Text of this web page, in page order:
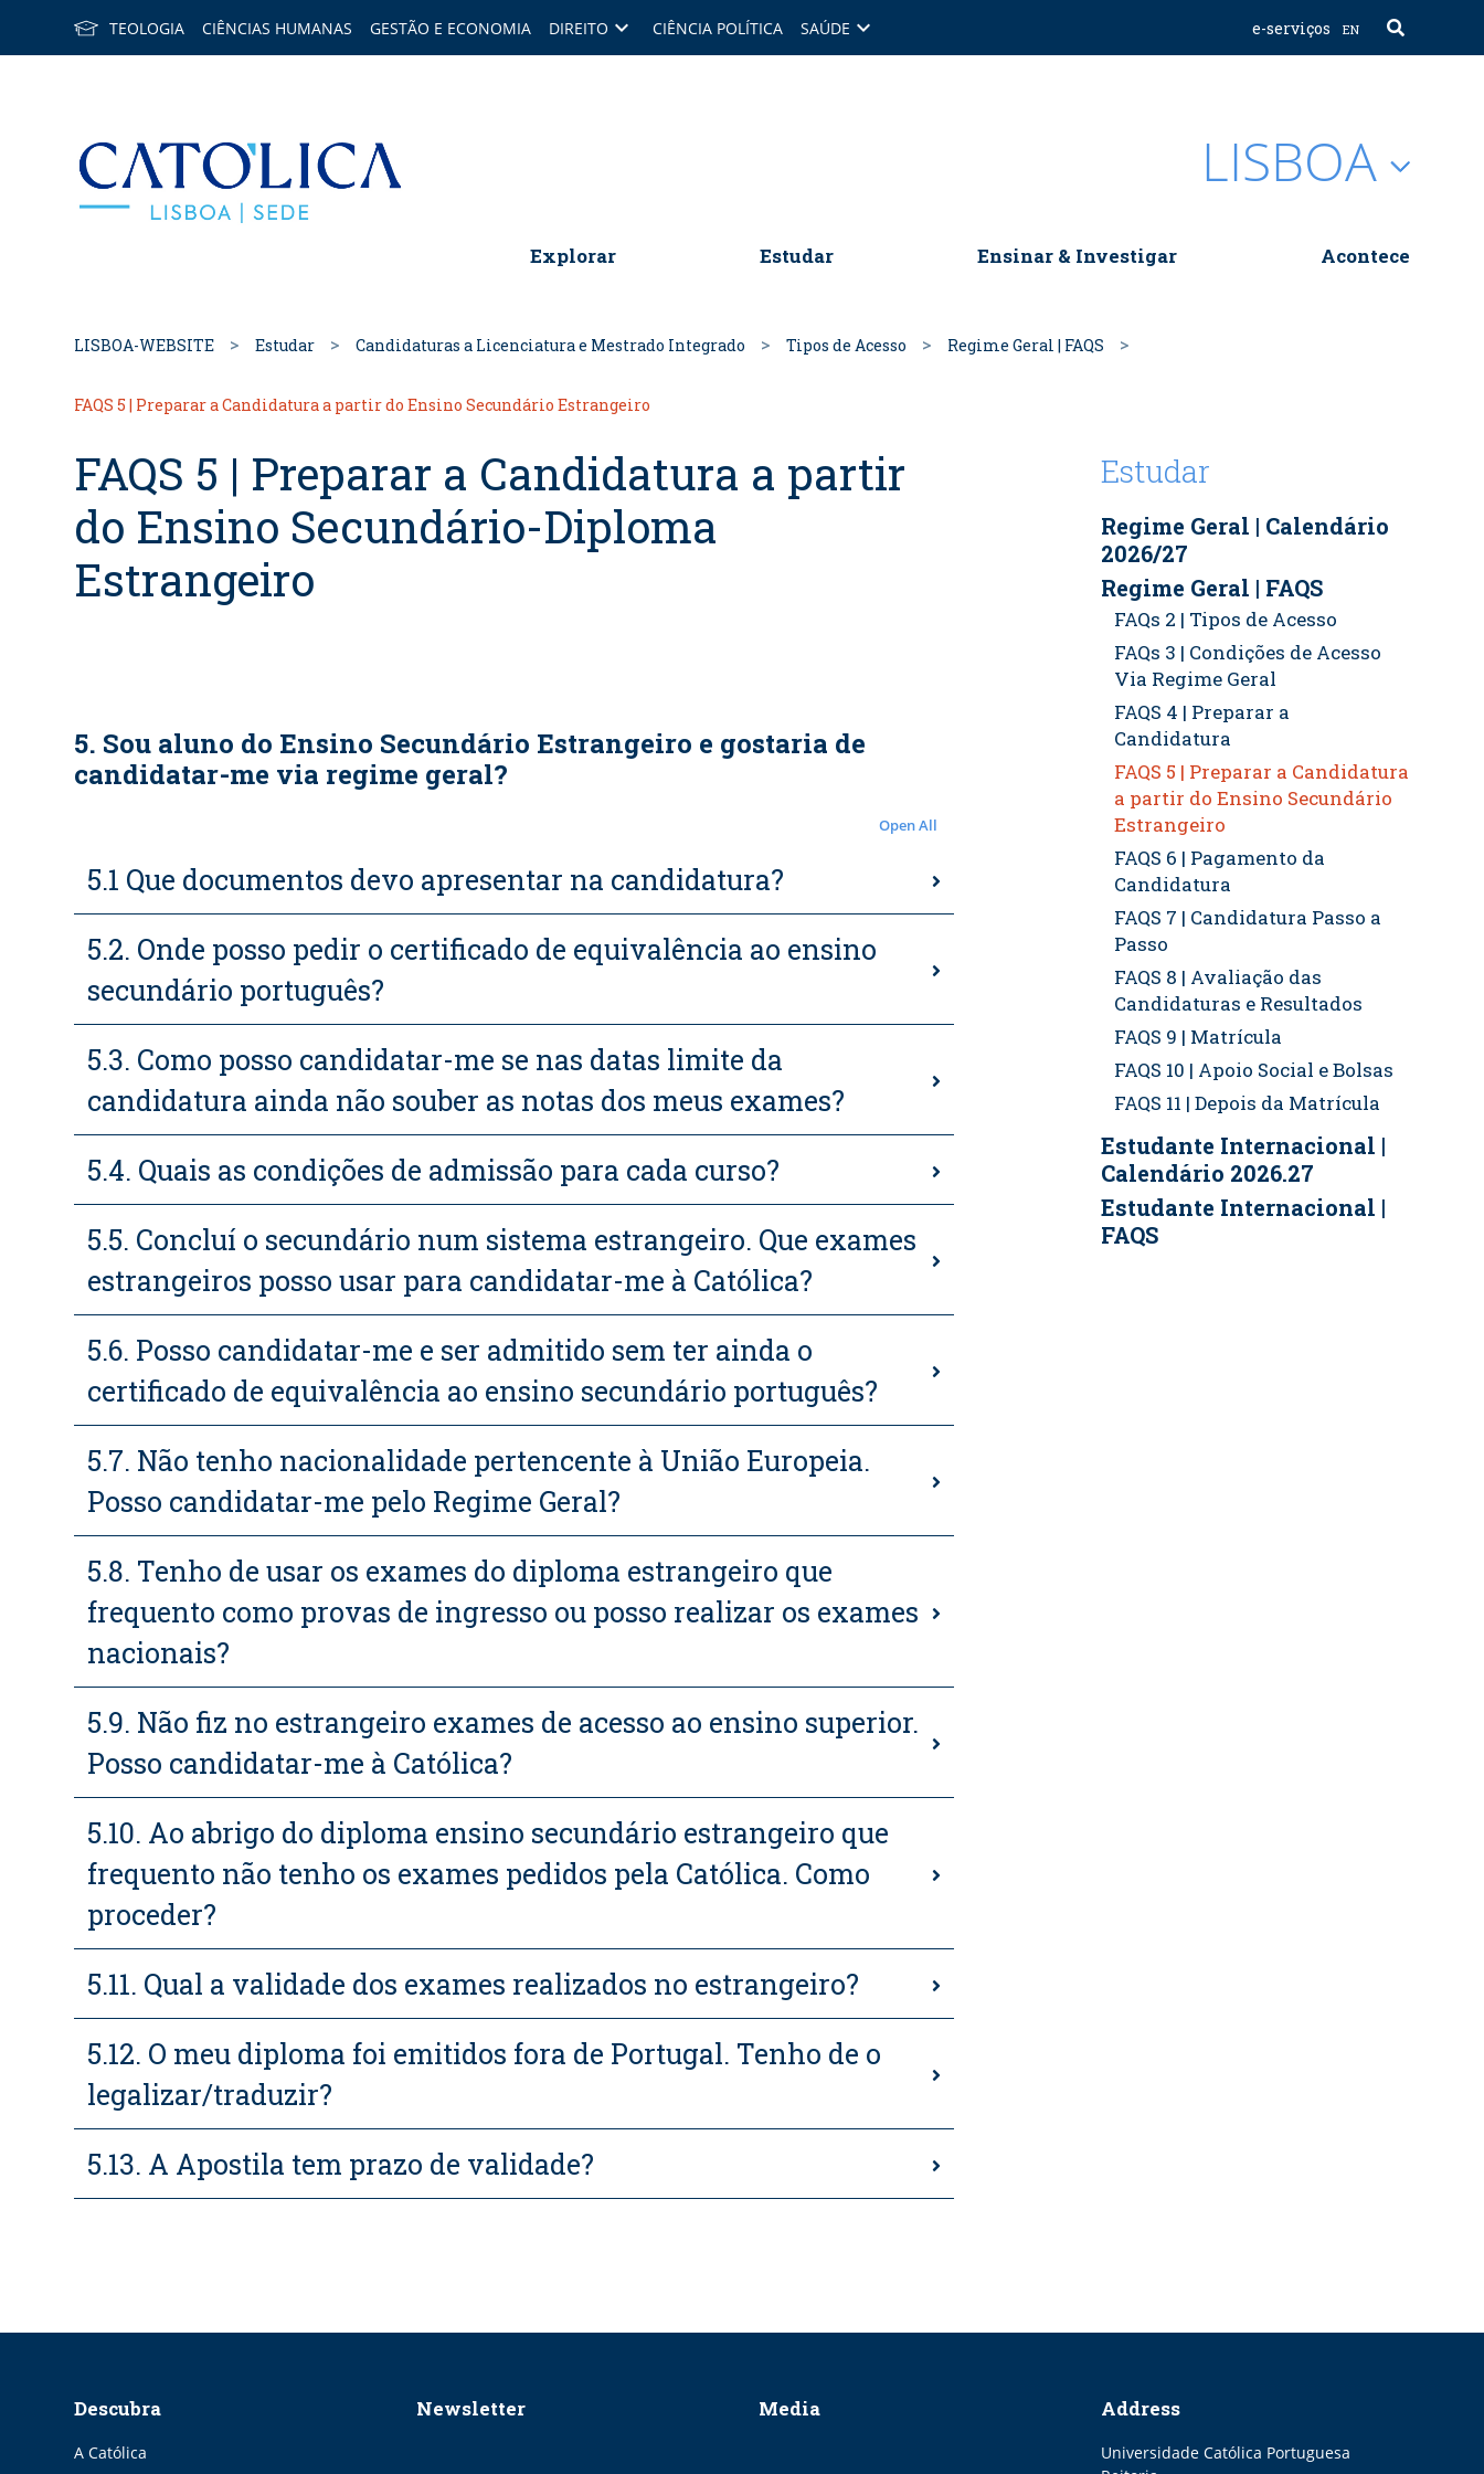
TEOLOGIA CIÊNCIAS HUMANAS GESTÃO E ECONOMIA DIREITO keyboard_arrow_down CIÊNCIA POLÍTICA SAÚDE keyboard_arrow_down e-serviços EN
LISBOA
Explorar Estudar Ensinar & Investigar Acontece
LISBOA-WEBSITE Estudar Candidaturas a Licenciatura e Mestrado Integrado Tipos de Acesso Regime Geral | FAQS
FAQS 5 | Preparar a Candidatura a partir do Ensino Secundário Estrangeiro
FAQS 5 | Preparar a Candidatura a partir
do Ensino Secundário-Diploma
Estrangeiro
5. Sou aluno do Ensino Secundário Estrangeiro e gostaria de
candidatar-me via regime geral?
Open All
5.1 Que documentos devo apresentar na candidatura?
5.2. Onde posso pedir o certificado de equivalência ao ensino
secundário português?
5.3. Como posso candidatar-me se nas datas limite da
candidatura ainda não souber as notas dos meus exames?
5.4. Quais as condições de admissão para cada curso?
5.5. Concluí o secundário num sistema estrangeiro. Que exames
estrangeiros posso usar para candidatar-me à Católica?
5.6. Posso candidatar-me e ser admitido sem ter ainda o
certificado de equivalência ao ensino secundário português?
5.7. Não tenho nacionalidade pertencente à União Europeia.
Posso candidatar-me pelo Regime Geral?
5.8. Tenho de usar os exames do diploma estrangeiro que
frequento como provas de ingresso ou posso realizar os exames
nacionais?
5.9. Não fiz no estrangeiro exames de acesso ao ensino superior.
Posso candidatar-me à Católica?
5.10. Ao abrigo do diploma ensino secundário estrangeiro que
frequento não tenho os exames pedidos pela Católica. Como
proceder?
5.11. Qual a validade dos exames realizados no estrangeiro?
5.12. O meu diploma foi emitidos fora de Portugal. Tenho de o
legalizar/traduzir?
5.13. A Apostila tem prazo de validade?
Estudar
Regime Geral | Calendário
2026/27
Regime Geral | FAQS
FAQs 2 | Tipos de Acesso
FAQs 3 | Condições de Acesso
Via Regime Geral
FAQS 4 | Preparar a
Candidatura
FAQS 5 | Preparar a Candidatura
a partir do Ensino Secundário
Estrangeiro
FAQS 6 | Pagamento da
Candidatura
FAQS 7 | Candidatura Passo a
Passo
FAQS 8 | Avaliação das
Candidaturas e Resultados
FAQS 9 | Matrícula
FAQS 10 | Apoio Social e Bolsas
FAQS 11 | Depois da Matrícula
Estudante Internacional |
Calendário 2026.27
Estudante Internacional |
FAQS
Descubra
A Católica
Newsletter Media Address
Universidade Católica Portuguesa